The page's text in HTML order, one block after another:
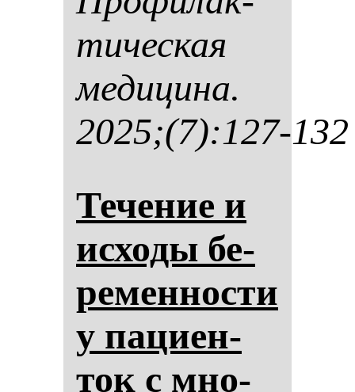
ти­чес­кая
ме­ди­ци­на.
2025;(7):127-132
Те­че­ние и
ис­хо­ды бе­
ре­мен­нос­ти
у па­ци­ен­
ток с мно­